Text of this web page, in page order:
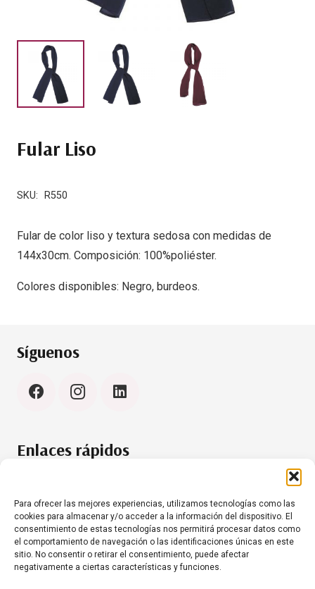
Para ofrecer las mejores experiencias, utilizamos tecnologías como las
cookies para almacenar y/o acceder a la información del dispositivo. El
consentimiento de estas tecnologías nos permitirá procesar datos como
el comportamiento de navegación o las identificaciones únicas en este
sitio. No consentir o retirar el consentimiento, puede afectar
negativamente a ciertas características y funciones.
Fular Liso
SKU: R550
Fular de color liso y textura sedosa con medidas de
144x30cm. Composición: 100%poliéster.
Colores disponibles: Negro, burdeos.
Síguenos
Enlaces rápidos
Aviso Legal
Contacto